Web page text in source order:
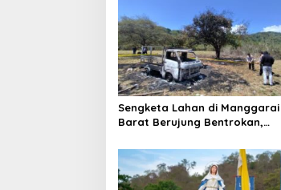
Sengketa Lahan di Manggarai
Barat Berujung Bentrokan,